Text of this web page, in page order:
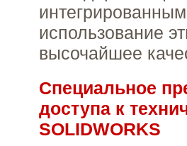
использование
высочайшее
Специальное
доступа к
SOLIDWORKS